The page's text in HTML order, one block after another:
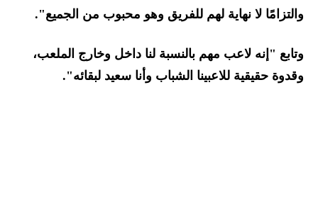
والتزامًا لا نهاية لهم للفريق وهو محبوب من الجميع".
وتابع "إنه لاعب مهم بالنسبة لنا داخل وخارج الملعب،
وقدوة حقيقية للاعبينا الشباب وأنا سعيد لبقائه".